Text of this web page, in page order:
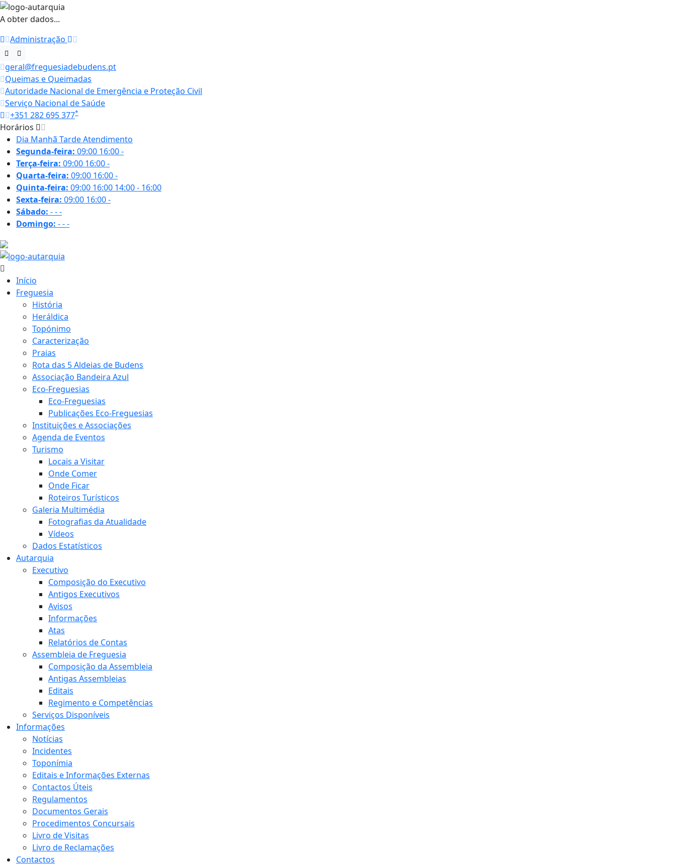
A obter dados...
Administração
geral@freguesiadebudens.pt
Queimas e Queimadas
Autoridade Nacional de Emergência e Proteção Civil
Serviço Nacional de Saúde
+351 282 695 377*
Horários
Dia Manhã TardeAtendimento
Segunda-feira: 09:00 16:00-
Terça-feira: 09:00 16:00-
Quarta-feira: 09:00 16:00-
Quinta-feira: 09:00 16:00 14:00 - 16:00
Sexta-feira: 09:00 16:00-
Sábado: ---
Domingo: ---
Início
Freguesia
História
Heráldica
Topónimo
Caracterização
Praias
Rota das 5 Aldeias de Budens
Associação Bandeira Azul
Eco-Freguesias
Eco-Freguesias
Publicações Eco-Freguesias
Instituições e Associações
Agenda de Eventos
Turismo
Locais a Visitar
Onde Comer
Onde Ficar
Roteiros Turísticos
Galeria Multimédia
Fotografias da Atualidade
Vídeos
Dados Estatísticos
Autarquia
Executivo
Composição do Executivo
Antigos Executivos
Avisos
Informações
Atas
Relatórios de Contas
Assembleia de Freguesia
Composição da Assembleia
Antigas Assembleias
Editais
Regimento e Competências
Serviços Disponíveis
Informações
Notícias
Incidentes
Toponímia
Editais e Informações Externas
Contactos Úteis
Regulamentos
Documentos Gerais
Procedimentos Concursais
Livro de Visitas
Livro de Reclamações
Contactos